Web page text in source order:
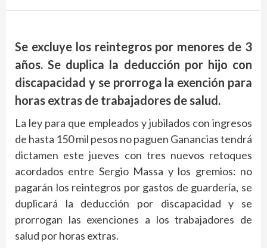
Se excluye los reintegros por menores de 3
años. Se duplica la deducción por hijo con
discapacidad y se prorroga la exención para
horas extras de trabajadores de salud.
La ley para que empleados y jubilados con ingresos
de hasta 150 mil pesos no paguen Ganancias tendrá
dictamen este jueves con tres nuevos retoques
acordados entre Sergio Massa y los gremios: no
pagarán los reintegros por gastos de guardería, se
duplicará la deducción por discapacidad y se
prorrogan las exenciones a los trabajadores de
salud por horas extras.